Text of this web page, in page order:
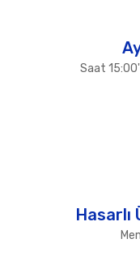
Saat
Hasarlı